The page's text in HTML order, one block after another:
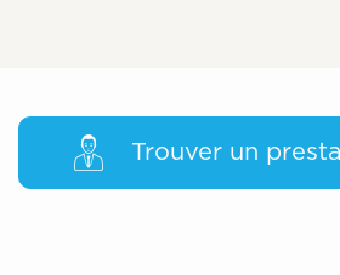
Trouver un